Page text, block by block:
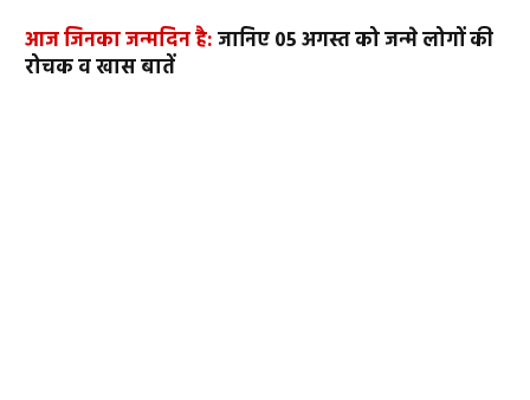
आज जिनका जन्मदिन है:जानिए 05 अगस्त को जन्मे लोगों की
रोचक व खास बातें